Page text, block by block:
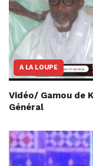
A LA LOUPE
Vidéo/ Gamou de
Général